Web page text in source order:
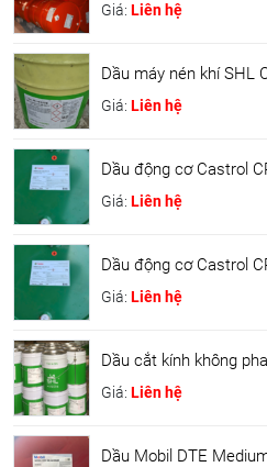
Giá: Liên hệ
Dầu máy nén khí SHL
Giá: Liên hệ
Dầu động cơ Castrol
Giá: Liên hệ
Dầu động cơ Castrol
Giá: Liên hệ
Dầu cắt kính không
Giá: Liên hệ
Dầu Mobil DTE